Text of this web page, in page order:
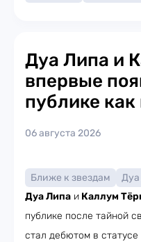
Дуа Липа и
впервые
публике
06 августа 2026
Ближе к звездам
Дуа Липа и Каллум
публике после тайной
стал дебютом в